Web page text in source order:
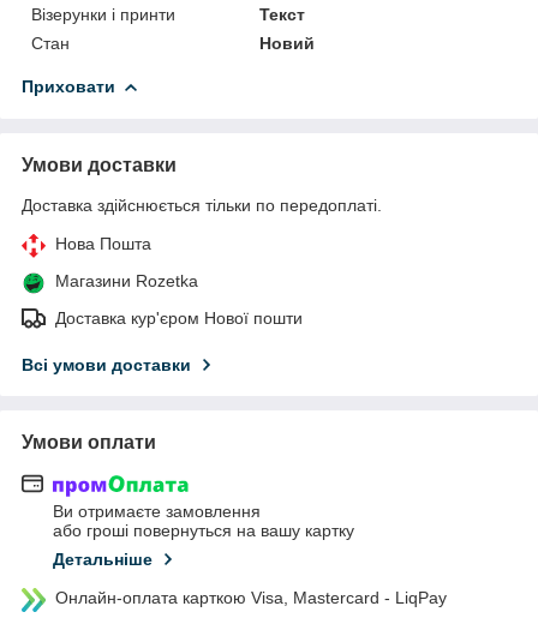
Візерунки і принти
Текст
Стан
Новий
Приховати
Умови доставки
Доставка здійснюється тільки по передоплаті.
Нова Пошта
Магазини Rozetka
Доставка кур'єром Нової пошти
Всі умови доставки
Умови оплати
Ви отримаєте замовлення
або гроші повернуться на вашу картку
Детальніше
Онлайн-оплата карткою Visa, Mastercard - LiqPay